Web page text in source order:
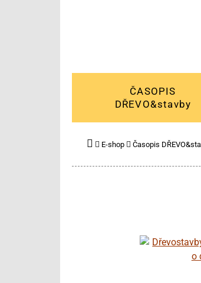
ČASOPIS
DŘEVO&stavby
E-shop Časopis